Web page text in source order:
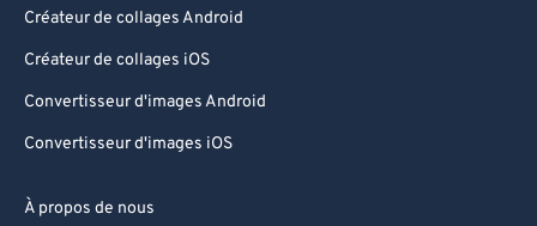
Créateur de collages Android
Créateur de collages iOS
Convertisseur d'images Android
Convertisseur d'images iOS
À propos de nous